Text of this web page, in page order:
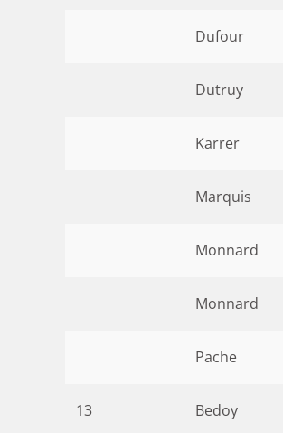
Dufour
Dutruy
Karrer
Marquis
Monnard
Monnard
Pache
13 Bedoy